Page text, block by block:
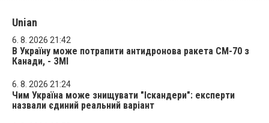
Unian
6. 8. 2026 21:42
В Україну може потрапити антидронова ракета CM-70 з
Канади, - ЗМІ
6. 8. 2026 21:24
Чим Україна може знищувати "Іскандери": експерти
назвали єдиний реальний варіант